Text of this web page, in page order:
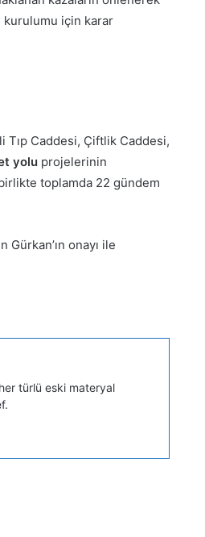
için karar
Tıp Caddesi, Çiftlik Caddesi,
yolu projelerinin
toplamda 22 gündem
onayı ile
türlü eski materyal